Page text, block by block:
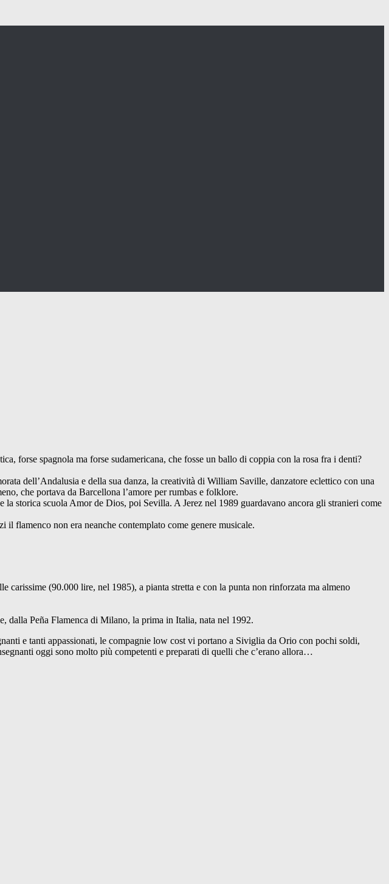
forse spagnola ma forse sudamericana, che fosse un ballo di coppia con la rosa fra i denti?
dell’Andalusia e della sua danza, la creatività di William Saville, danzatore eclettico con una
che portava da Barcellona l’amore per rumbas e folklore.
storica scuola Amor de Dios, poi Sevilla. A Jerez nel 1989 guardavano ancora gli stranieri come
il flamenco non era neanche contemplato come genere musicale.
carissime (90.000 lire, nel 1985), a pianta stretta e con la punta non rinforzata ma almeno
dalla Peña Flamenca di Milano, la prima in Italia, nata nel 1992.
e tanti appassionati, le compagnie low cost vi portano a Siviglia da Orio con pochi soldi,
oggi sono molto più competenti e preparati di quelli che c’erano allora…